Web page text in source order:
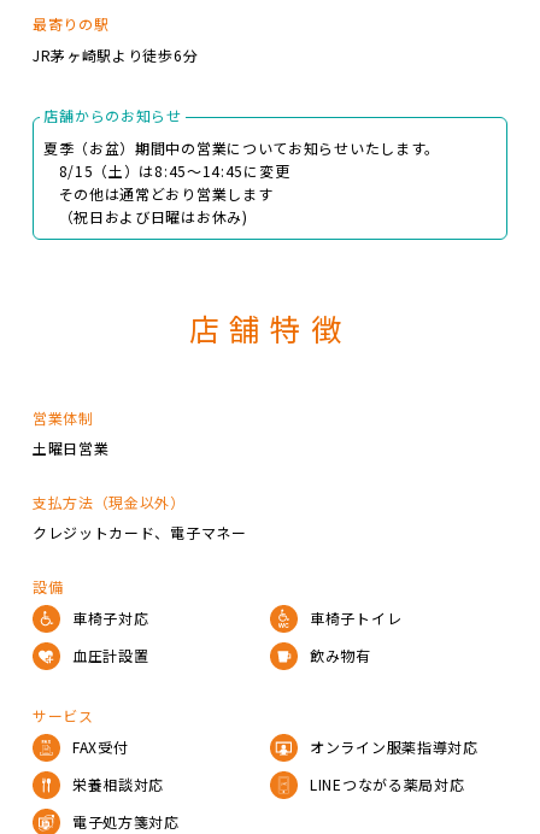
最寄りの駅
JR茅ヶ崎駅より徒歩6分
店舗からのお知らせ
夏季（お盆）期間中の営業についてお知らせいたします。
8/15（土）は8:45～14:45に変更
その他は通常どおり営業します
（祝日および日曜はお休み)
店舗特徴
営業体制
土曜日営業
支払方法（現金以外）
クレジットカード
電子マネー
設備
車椅子対応
車椅子トイレ
血圧計設置
飲み物有
サービス
FAX受付
オンライン服薬指導対応
栄養相談対応
LINEつながる薬局対応
電子処方箋対応